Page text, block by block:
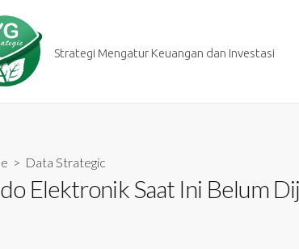
Strategi Mengatur Keuangan dan Investasi
> Data Strategic
Elektronik Saat Ini Belum